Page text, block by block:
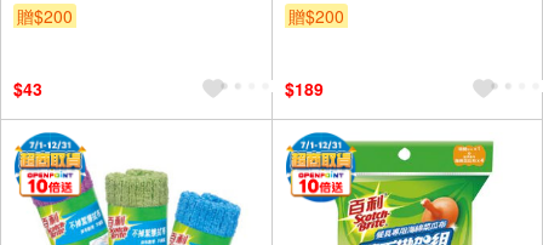
贈$200
$43
贈$200
$189